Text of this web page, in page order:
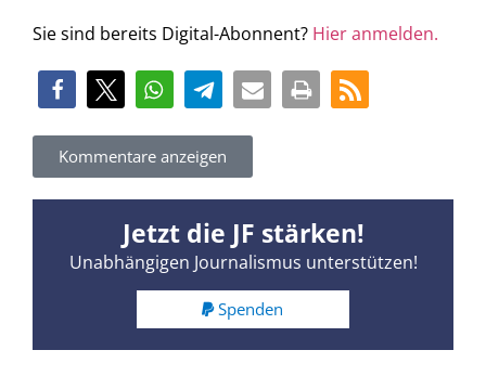
Sie sind bereits Digital-Abonnent? Hier anmelden.
Kommentare anzeigen
Jetzt die JF stärken!
Unabhängigen Journalismus unterstützen!
Spenden